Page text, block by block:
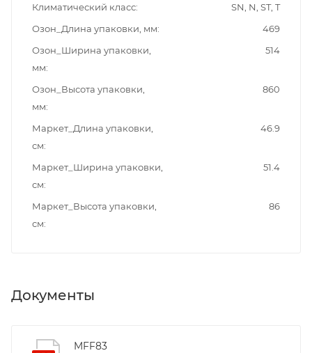
Климатический класс
SN, N, ST, T
Озон_Длина упаковки, мм
469
Озон_Ширина упаковки,
мм
514
Озон_Высота упаковки,
мм
860
Маркет_Длина упаковки,
см
46.9
Маркет_Ширина упаковки,
см
51.4
Маркет_Высота упаковки,
см
86
Документы
MFF83